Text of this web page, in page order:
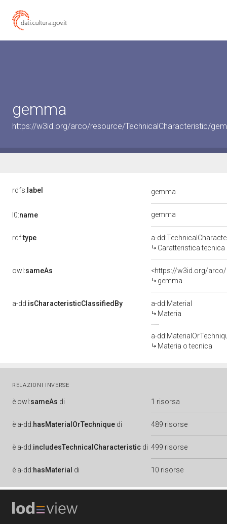
gemma
https://w3id.org/arco/resource/TechnicalCharacteristic/
rdfs: label gemma
l0:name gemma
rdf:type
a-
Caratteristica tecnica
owl:sameAs
<https://w3id.org/
gemma
a-dd:isCharacteristicClassifiedBy
a-dd:Material
Materia
a-
Materia o tecnica
RELAZIONI INVERSE
è owl:sameAs di 1 risorsa
è a-dd:hasMaterialOrTechnique di 489 risorse
è a-dd:includesTechnicalCharacteristic di 499 risorse
è a-dd:hasMaterial di 10 risorse